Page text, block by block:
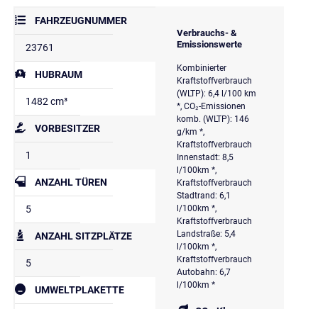
FAHRZEUGNUMMER
23761
HUBRAUM
1482 cm³
VORBESITZER
1
ANZAHL TÜREN
5
ANZAHL SITZPLÄTZE
5
UMWELTPLAKETTE
Verbrauchs- &
Emissionswerte
Kombinierter
Kraftstoffverbrauch
(WLTP): 6,4 l/100 km
*, CO₂-Emissionen
komb. (WLTP): 146
g/km *,
Kraftstoffverbrauch
Innenstadt: 8,5
l/100km *,
Kraftstoffverbrauch
Stadtrand: 6,1
l/100km *,
Kraftstoffverbrauch
Landstraße: 5,4
l/100km *,
Kraftstoffverbrauch
Autobahn: 6,7
l/100km *